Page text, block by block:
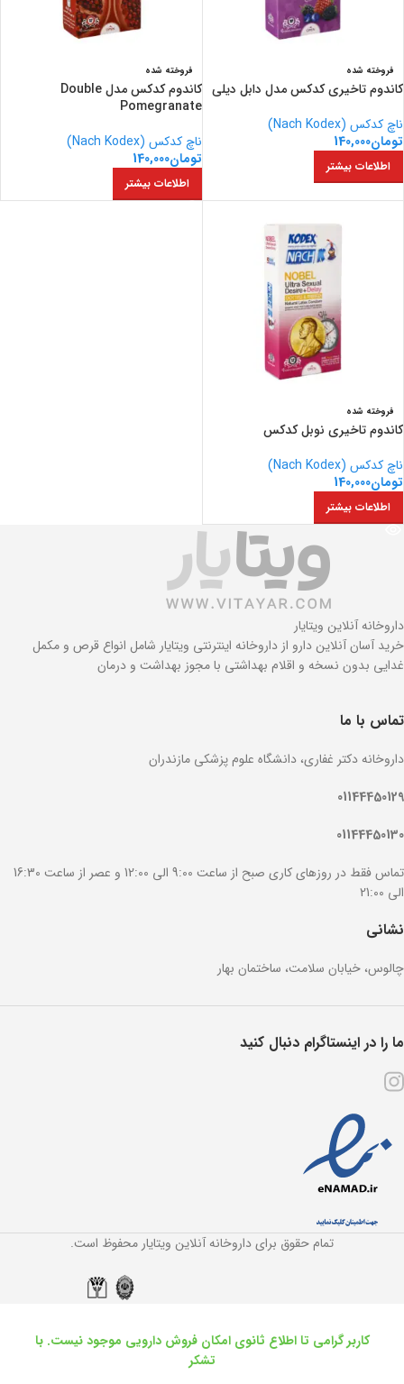
فروخته شده
کاندوم تاخیری کدکس مدل دابل دیلی
ناچ کدکس (Nach Kodex)
تومان140,000
اطلاعات بیشتر
فروخته شده
کاندوم کدکس مدل Double
Pomegranate
ناچ کدکس (Nach Kodex)
تومان140,000
اطلاعات بیشتر
فروخته شده
کاندوم تاخیری نوبل کدکس
ناچ کدکس (Nach Kodex)
تومان140,000
اطلاعات بیشتر
داروخانه آنلاین ویتایار
خرید آسان آنلاین دارو از داروخانه اینترنتی ویتایار شامل انواع قرص و مکمل
غدایی بدون نسخه و اقلام بهداشتی با مجوز بهداشت و درمان
تماس با ما
داروخانه دکتر غفاری، دانشگاه علوم پزشکی مازندران
01144450129
01144450130
تماس فقط در روزهای کاری صبح از ساعت 9:00 الی 12:00 و عصر از ساعت 16:30
الی 21:00
نشانی
چالوس، خیابان سلامت، ساختمان بهار
ما را در اینستاگرام دنبال کنید
تمام حقوق برای داروخانه آنلاین ویتایار محفوظ است.
کاربر گرامی تا اطلاع ثانوی امکان فروش دارویی موجود نیست. با
تشکر